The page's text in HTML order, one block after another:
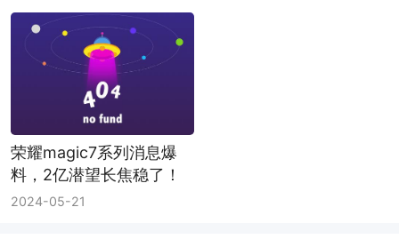
荣耀magic7系列消息爆
料，2亿潜望长焦稳了！
2024-05-21